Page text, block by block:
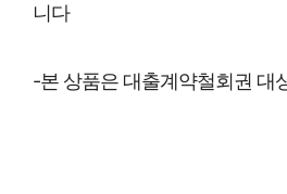
니다
-본 상품은 대출계약철회권 대